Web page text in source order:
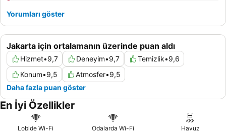
Jakarta için ortalamanın üzerinde puan aldı
Hizmet•9,7 Deneyim•9,7 Temizlik•9,6
Konum•9,5 Atmosfer•9,5
Daha fazla puan göster
Yorumları göster
En İyi Özellikler
Lobide Wi-Fi Odalarda Wi-Fi Havuz